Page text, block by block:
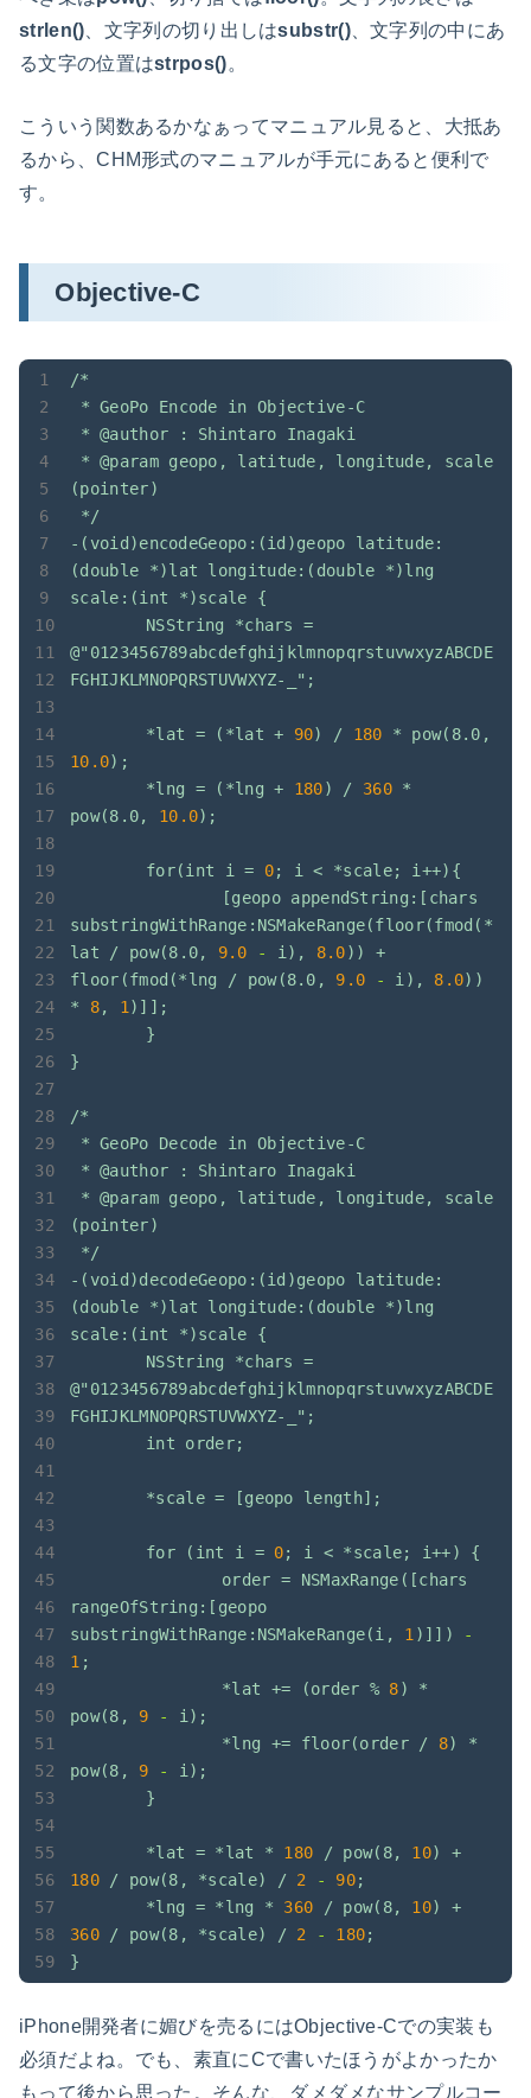
strlen() 、文字列の切り出しはsubstr()、文字列の中にあ
る文字の位置はstrpos()。
こういう関数あるかなぁってマニュアル見ると、大抵あ
るから、CHM形式のマニュアルが手元にあると便利で
す。
Objective-C
/*
* GeoPo Encode in Objective-C
* @author : Shintaro
Inagaki
* @param geopo, latitude, longitude,
scale
(pointer)
*/
-(void)encodeGeopo:(id)geopo
latitude:
(double
*)lat longitude:(double
*)lng
scale:(int
*)scale
{
NSString
*chars
=
@"0123456789abcdefghijklmnopqrstuvwxyzABCDE
FGHIJKLMNOPQRSTUVWXYZ-_";
*lat = (*lat + 90) / 180 *
pow(8.0,
10.0);
*lng
= (*lng + 180) / 360 *
pow(8.0,
10.0);
for(int i = 0; i < *scale;
i++){
[geopo appendString:[chars
substringWithRange:NSMakeRange(floor(fmod(*
lat
/ pow(8.0, 9.0 - i), 8.0))
+
floor(fmod(*lng
/ pow(8.0, 9.0 - i), 8.0))
*
8, 1 )]];
}
}
/*
* GeoPo Decode in Objective-C
* @author : Shintaro
Inagaki
* @param geopo, latitude, longitude,
scale
(pointer)
*/
-(void)decodeGeopo:(id)geopo
latitude:
(double
*)lat longitude:(double
*)lng
scale:(int
*)scale
{
NSString
*chars
=
@"0123456789abcdefghijklmnopqrstuvwxyzABCDE
FGHIJKLMNOPQRSTUVWXYZ-_";
int
order;
*scale = [geopo length];
for (int i = 0; i < *scale; i++)
{
order =
NSMaxRange([chars
rangeOfString:[geopo
substringWithRange:NSMakeRange(i,
1 )]])
-
1 ;
*lat
+= (order % 8)
*
pow(8,
9 -
i);
*lng
+= floor(order / 8)
*
pow(8,
9 -
i);
}
*lat = *lat * 180 / pow(8, 10)
+
180
/ pow(8, *scale) / 2 - 90;
*lng
= *lng * 360 / pow(8, 10)
+
360
/ pow(8, *scale) / 2 - 180;
}
iPhone開発者に媚びを売るにはObjective-Cでの実装も
必須だよね。でも、素直にCで書いたほうがよかったか
もって後から思った。そんな、ダメダメなサンプルコー